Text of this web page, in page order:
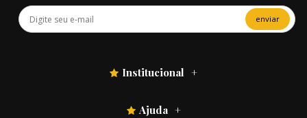
enviar
Institucional
Ajuda